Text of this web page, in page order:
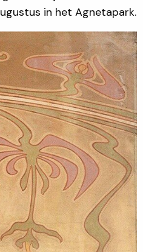
in het Agnetapark.